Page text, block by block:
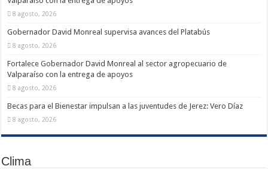
8 agosto, 2026
Gobernador David Monreal supervisa avances del Platabús
8 agosto, 2026
Fortalece Gobernador David Monreal al sector agropecuario de
Valparaíso con la entrega de apoyos
8 agosto, 2026
Becas para el Bienestar impulsan a las juventudes de Jerez: Vero Díaz
8 agosto, 2026
Clima